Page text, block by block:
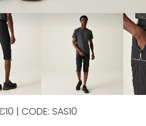
chevron_right
| CODE: SAS10